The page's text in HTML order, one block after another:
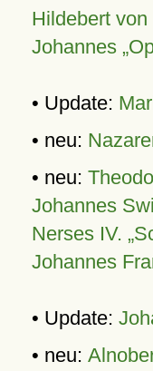
Hildebert von
Johannes
• Update:
• neu:
• neu:
Johannes
Nerses IV.
Johannes
• Update:
• neu: